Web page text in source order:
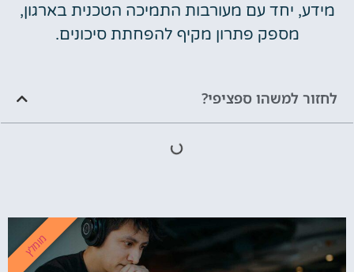
מידע, יחד עם מעורבות התמיכה הטכנית בארגון,
מספק פתרון מקיף להפחתת סיכונים.
לחזור למשהו ספציפי?
מומלץ